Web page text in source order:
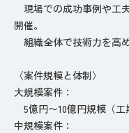
現場での成功事例や工
開催。
組織全体で技術力を高
〈案件規模と体制〉
大規模案件：
5億円〜10億円規模（工
中規模案件：